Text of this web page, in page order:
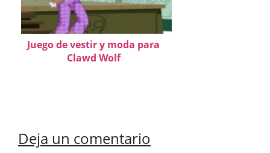
Juego de vestir y moda para
Clawd Wolf
Deja un comentario